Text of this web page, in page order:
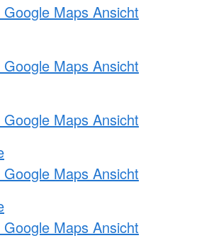
Maps Ansicht
Maps Ansicht
Maps Ansicht
Maps Ansicht
Maps Ansicht